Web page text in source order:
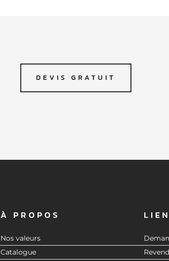
DEVIS GRATUIT
À PROPOS
Nos valeurs
Catalogue